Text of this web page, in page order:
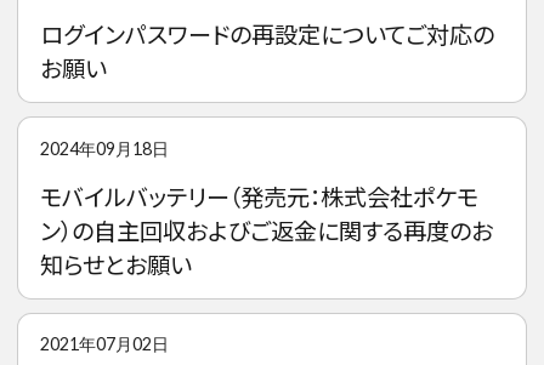
ログインパスワードの再設定についてご対応の
お願い
2024年09月18日
モバイルバッテリー（発売元：株式会社ポケモ
ン）の自主回収およびご返金に関する再度のお
知らせとお願い
2021年07月02日